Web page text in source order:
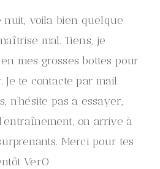
nuit, voila bien quelque
mal. Tiens, je
mes grosses bottes pour
Je te contacte par mail.
n’hésite pas à essayer,
on arrive à
Merci pour tes
VerO